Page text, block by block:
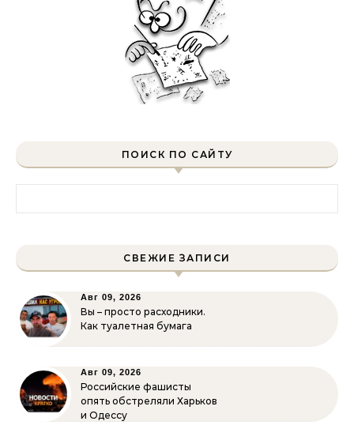
ПОИСК ПО САЙТУ
СВЕЖИЕ ЗАПИСИ
Авг 09, 2026
Вы – просто расходники.
Как туалетная бумага
Авг 09, 2026
Российские фашисты
опять обстреляли Харьков
и Одессу